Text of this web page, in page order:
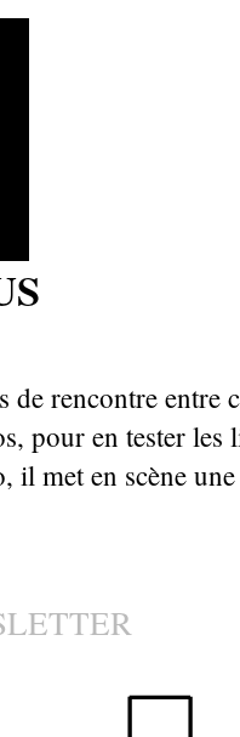
rencontre
pour en tester
il met en scène